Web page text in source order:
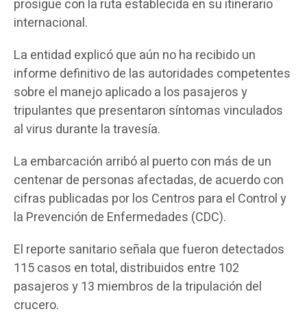
prosigue con la ruta establecida en su itinerario
internacional.
La entidad explicó que aún no ha recibido un
informe definitivo de las autoridades competentes
sobre el manejo aplicado a los pasajeros y
tripulantes que presentaron síntomas vinculados
al virus durante la travesía.
La embarcación arribó al puerto con más de un
centenar de personas afectadas, de acuerdo con
cifras publicadas por los Centros para el Control y
la Prevención de Enfermedades (CDC).
El reporte sanitario señala que fueron detectados
115 casos en total, distribuidos entre 102
pasajeros y 13 miembros de la tripulación del
crucero.